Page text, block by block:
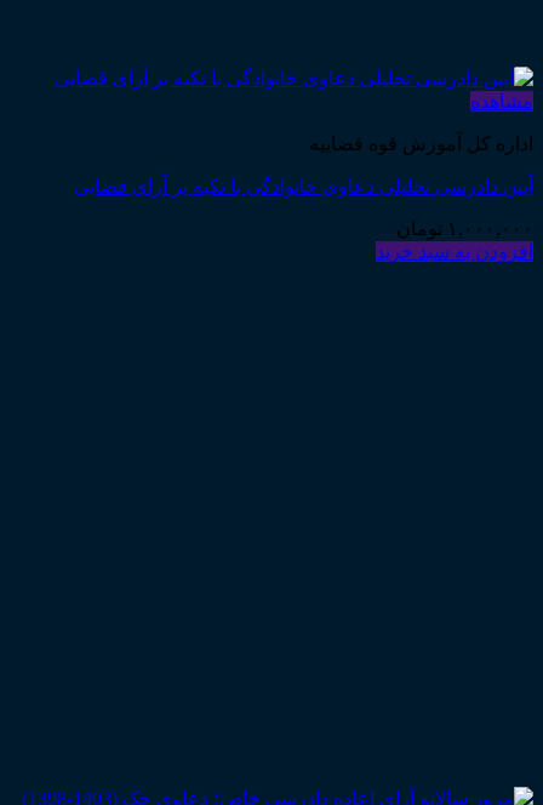
مشاهده
اداره کل آموزش قوه قضاییه
آیین دادرسی تحلیلی دعاوی خانوادگی با تکیه بر آرای قضایی
۱,۰۰۰,۰۰۰ تومان
افزودن به سبد خرید